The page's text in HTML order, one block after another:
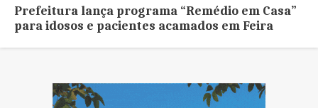
Prefeitura lança programa “Remédio em Casa”
para idosos e pacientes acamados em Feira